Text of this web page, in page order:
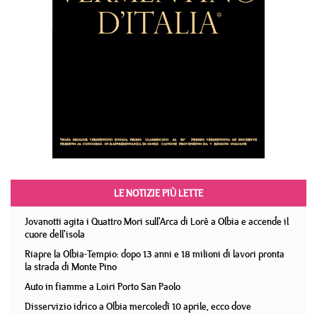
LE NOTIZIE PIÙ LETTE
Jovanotti agita i Quattro Mori sull'Arca di Lorè a Olbia e accende il
cuore dell'isola
Riapre la Olbia-Tempio: dopo 13 anni e 18 milioni di lavori pronta
la strada di Monte Pino
Auto in fiamme a Loiri Porto San Paolo
Disservizio idrico a Olbia mercoledì 10 aprile, ecco dove